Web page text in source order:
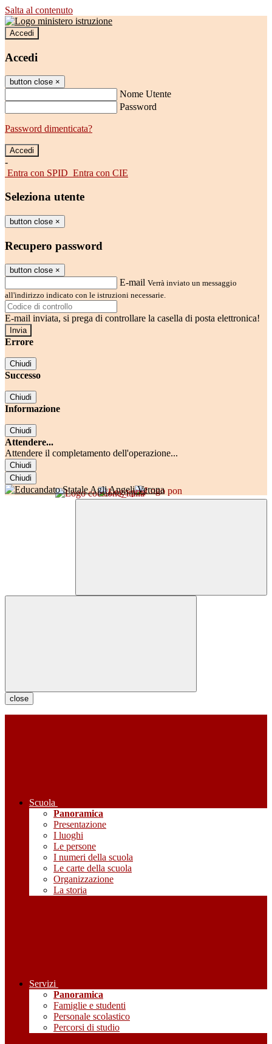
Salta al contenuto
Accedi
Accedi
button close ×
Nome Utente
Password
Password dimenticata?
-
Entra con SPID Entra con CIE
Seleziona utente
button close ×
Recupero password
button close ×
E-mail Verrà inviato un messaggio
all'indirizzo indicato con le istruzioni necessarie.
E-mail inviata, si prega di controllare la casella di posta elettronica!
Errore
Chiudi
Successo
Chiudi
Informazione
Chiudi
Attendere...
Attendere il completamento dell'operazione...
Chiudi
Chiudi
close
Scuola
Panoramica
Presentazione
I luoghi
Le persone
I numeri della scuola
Le carte della scuola
Organizzazione
La storia
Servizi
Panoramica
Famiglie e studenti
Personale scolastico
Percorsi di studio